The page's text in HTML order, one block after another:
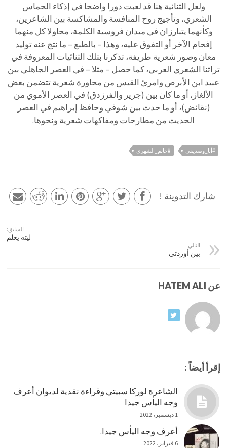
ولعل الثنائية هنا قد لعبت دورا واضحا في إذكاء الحماس
الشعري، وتأجيج روح المنافسة والمشاكسة بين الشاعرين،
وكأنهما يتبارزان في ميدان فروسية الكلمة، محاولا كل منهما
إفحام الآخر أو التفوق عليه، وهذا – بالطبع – ما نتج عنه توليد
معان وصور شعرية طريفة، تذكرنا بتلك الثنائيات المعروفة في
تراثنا الشعري العربي، كما حصل – مثلا – في العصر الجاهلي بين
عبيد ابن الأبرص وامرئ القيس من محاورة شعرية تتضمن بعض
الألغاز، أو ما كان بين (جرير والفرزدق) في العصر الأموي من
(نقائض)، أو ما حدث بين شوقي وحافظ إبراهيم في العصر
الحديث من مطارحات ومفاكهات شعرية ونحوها.
#أنا_وصديقي #حاتم_الشهري
شارك التدوينة !
السابق:
ليته يعلم
التالي:
بين أوردتي
عن HATEM ALI
إقرأ أيضاً :
الشاعرة لوركا سبيتي وقراءة نقدية لديوان أعرف
وجه اليأس جيدا
1 ديسمبر، 2022
أعرف وجه اليأس جيدا.
6 فبراير، 2022